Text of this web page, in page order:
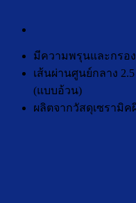
มีความพรุนและกรอ
เส้นผ่านศูนย์กลาง
(แบบอ้วน)
ผลิตจากวัสดุเซรามิ